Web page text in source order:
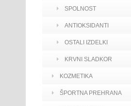
SPOLNOST
ANTIOKSIDANTI
OSTALI IZDELKI
KRVNI SLADKOR
KOZMETIKA
ŠPORTNA PREHRANA